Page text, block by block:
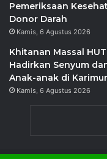
Pemeriksaan
Donor Darah
Kamis, 6 Agustus 2026
Khitanan Massal
Hadirkan Senyum
Anak-anak di
Kamis, 6 Agustus 2026